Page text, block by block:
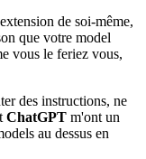
de soi-même,
que votre model
vous le feriez vous,
des instructions, ne
ChatGPT m'ont un
au dessus en